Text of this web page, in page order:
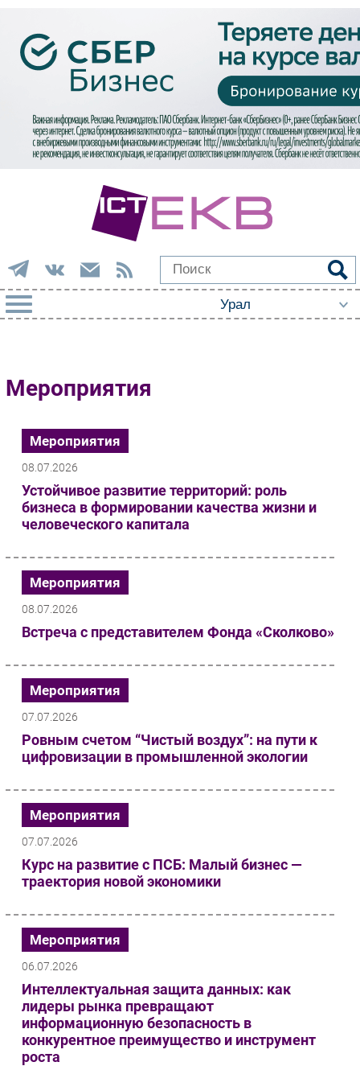
Импорто­замещение
Автоматизация Промышленности
Интернет
Мобильная связь
Фиксированная связь
Интеграция
Рынок ПК
Торговые сети
Оборудование
ПО
Outsourcing
Финансы
Web
Безопасность
Инновации
CIO/Управление ИТ
Гаджеты
РАЗДЕЛЫ
Новости
Аналитика
Интервью
Проекты
IT класс
Тестовый стенд
Мероприятия
Мероприятия
08.07.2026
Устойчивое развитие территорий: роль
бизнеса в формировании качества жизни и
человеческого капитала
Мероприятия
08.07.2026
Встреча с представителем Фонда «Сколково»
Мероприятия
07.07.2026
Ровным счетом “Чистый воздух”: на пути к
цифровизации в промышленной экологии
Мероприятия
07.07.2026
Курс на развитие с ПСБ: Малый бизнес —
траектория новой экономики
Мероприятия
06.07.2026
Интеллектуальная защита данных: как
лидеры рынка превращают
информационную безопасность в
конкурентное преимущество и инструмент
роста